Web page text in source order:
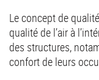
Le concept de
qualité de l’air à
des structures,
confort de leurs